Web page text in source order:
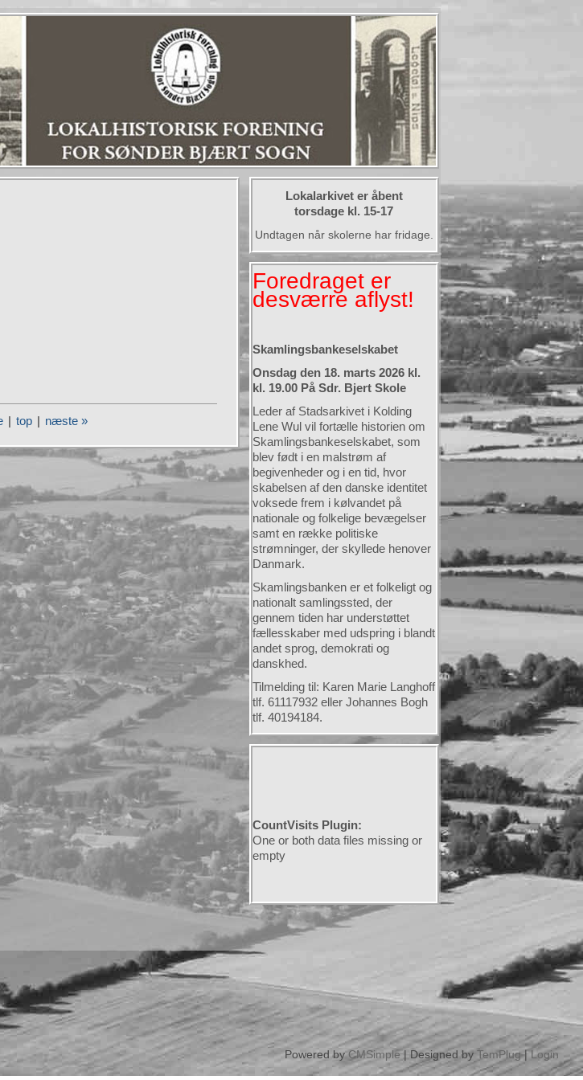
| top | næste »
Lokalarkivet er åbent
torsdage kl. 15-17
Undtagen når skolerne har fridage.
Foredraget er
desværre aflyst!
Skamlingsbankeselskabet
Onsdag den 18. marts 2026 kl.
kl. 19.00 På Sdr. Bjert Skole
Leder af Stadsarkivet i Kolding
Lene Wul vil fortælle historien om
Skamlingsbankeselskabet, som
blev født i en malstrøm af
begivenheder og i en tid, hvor
skabelsen af den danske identitet
voksede frem i kølvandet på
nationale og folkelige bevægelser
samt en række politiske
strømninger, der skyllede henover
Danmark.
Skamlingsbanken er et folkeligt og
nationalt samlingssted, der
gennem tiden har understøttet
fællesskaber med udspring i blandt
andet sprog, demokrati og
danskhed.
Tilmelding til: Karen Marie Langhoff
tlf. 61117932 eller Johannes Bogh
tlf. 40194184.
CountVisits Plugin:
One or both data files missing or
empty
Powered byCMSimple| Designed by TemPlug|Login